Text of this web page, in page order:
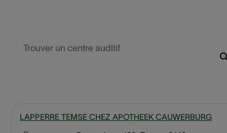
Trouver un centre auditif
LAPPERRE TEMSE CHEZ APOTHEEK CAUWERBURG